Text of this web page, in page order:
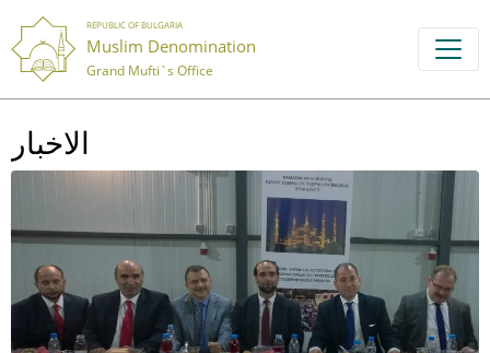
REPUBLIC OF BULGARIA
Muslim Denomination
Grand Mufti`s Office
الاخبار